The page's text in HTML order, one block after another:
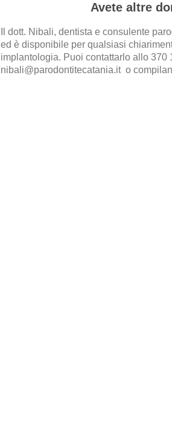
Avete altre
Il dott. Nibali, dentista e consulente
ed è disponibile per qualsiasi
implantologia. Puoi contattarlo allo 370
nibali@parodontitecatania.it o